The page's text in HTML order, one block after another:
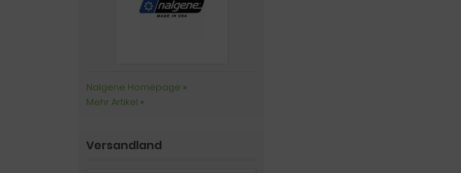
Nalgene Homepage »
Mehr Artikel »
Versandland